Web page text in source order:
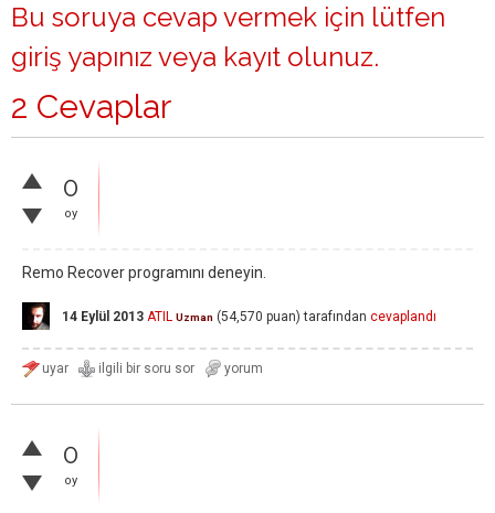
Bu soruya cevap vermek için lütfen
giriş yapınız veya kayıt olunuz.
2 Cevaplar
0
oy
Remo Recover programını deneyin.
14 Eylül 2013 ATIL Uzman (54,570 puan) tarafından cevaplandı
0
oy